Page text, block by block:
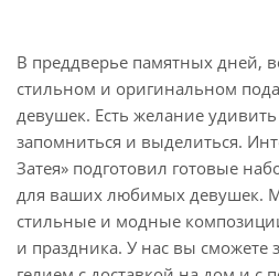
В преддверье памятных дней,
стильном и оригинальном
девушек. Есть желание
запомниться и выделиться.
Затея» подготовил готовые
для ваших любимых девушек.
стильные и модные
и праздника. У нас вы сможете